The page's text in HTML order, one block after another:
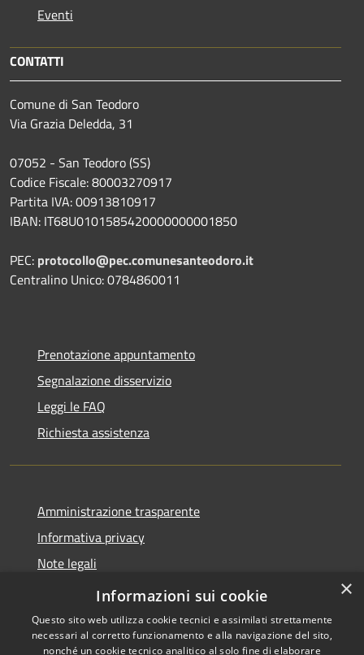
Eventi
CONTATTI
Comune di San Teodoro
Via Grazia Deledda, 31
07052 - San Teodoro (SS)
Codice Fiscale: 80003270917
Partita IVA: 00913810917
IBAN: IT68U0101585420000000001850
PEC: protocollo@pec.comunesanteodoro.it
Centralino Unico: 0784860011
Prenotazione appuntamento
Segnalazione disservizio
Leggi le FAQ
Richiesta assistenza
Amministrazione trasparente
Informativa privacy
Note legali
Dichiarazione di accessibilità
×
Informazioni sui cookie
Questo sito web utilizza cookie tecnici e assimilati strettamente
necessari al corretto funzionamento e alla navigazione del sito,
nonché un cookie tecnico analitico al solo fine di elaborare